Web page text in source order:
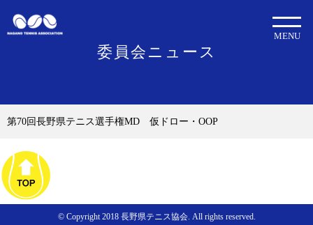
委員会ニュース
MENU
第70回長野県テニス選手権MD 仮ドロー・OOP
© Copyright 2018 長野県テニス協会. All rights reserved.